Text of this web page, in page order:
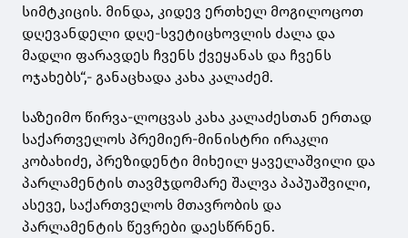
სიმტკიცის. მინდა, კიდევ ერთხელ მოგილოცოთ
დღევანდელი დღე-სვეტიცხოვლის ძალა და
მადლი ფარავდეს ჩვენს ქვეყანას და ჩვენს
ოჯახებს“,- განაცხადა კახა კალაძემ.
საზეიმო წირვა-ლოცვას კახა კალაძესთან ერთად
საქართველოს პრემიერ-მინისტრი ირაკლი
კობახიძე, პრეზიდენტი მიხეილ ყაველაშვილი და
პარლამენტის თავმჯდომარე შალვა პაპუაშვილი,
ასევე, საქართველოს მთავრობის და
პარლამენტის წევრები დაესწრნენ.